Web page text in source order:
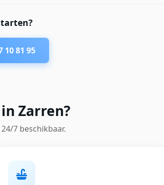
10 81 95
Zarren?
7 beschikbaar.